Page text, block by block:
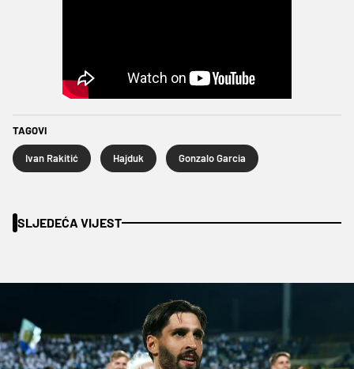
TAGOVI
Ivan Rakitić Hajduk Gonzalo Garcia
SLJEDEĆA VIJEST